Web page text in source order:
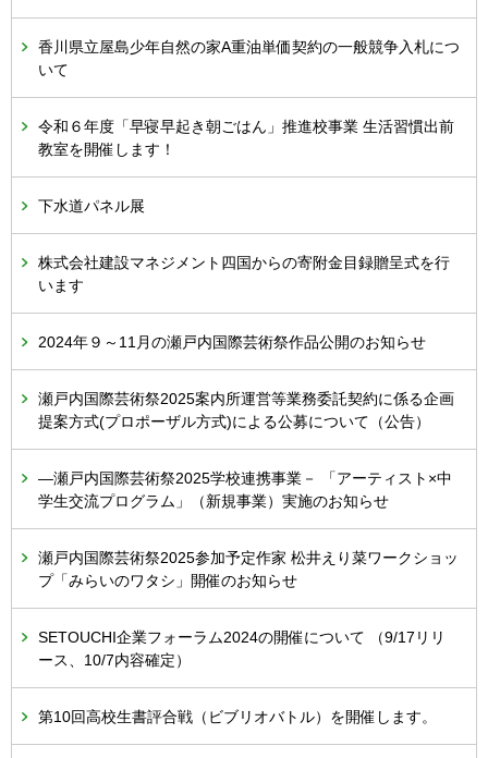
香川県立屋島少年自然の家A重油単価契約の一般競争入札につ
いて
令和６年度「早寝早起き朝ごはん」推進校事業 生活習慣出前
教室を開催します！
下水道パネル展
株式会社建設マネジメント四国からの寄附金目録贈呈式を行
います
2024年９～11月の瀬戸内国際芸術祭作品公開のお知らせ
瀬戸内国際芸術祭2025案内所運営等業務委託契約に係る企画
提案方式(プロポーザル方式)による公募について（公告）
―瀬戸内国際芸術祭2025学校連携事業－ 「アーティスト×中
学生交流プログラム」（新規事業）実施のお知らせ
瀬戸内国際芸術祭2025参加予定作家 松井えり菜ワークショッ
プ「みらいのワタシ」開催のお知らせ
SETOUCHI企業フォーラム2024の開催について （9/17リリ
ース、10/7内容確定）
第10回高校生書評合戦（ビブリオバトル）を開催します。